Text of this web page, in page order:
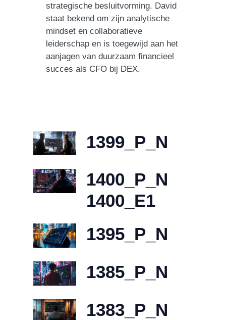
strategische besluitvorming. David
staat bekend om zijn analytische
mindset en collaboratieve
leiderschap en is toegewijd aan het
aanjagen van duurzaam financieel
succes als CFO bij DEX.
1399_P_N
1400_P_N
1400_E1
1395_P_N
1385_P_N
1383_P_N